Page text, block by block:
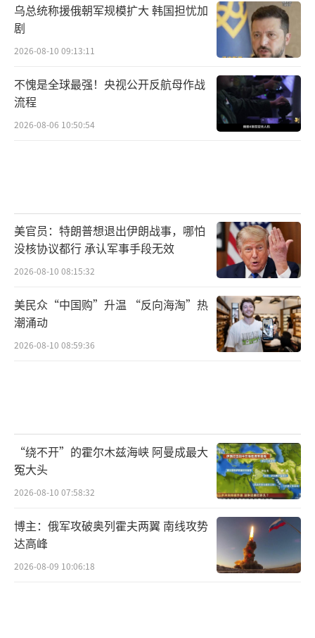
乌总统称援俄朝军规模扩大 韩国担忧加
剧
2026-08-10 09:13:11
不愧是全球最强！央视公开反航母作战
流程
2026-08-06 10:50:54
美官员：特朗普想退出伊朗战事，哪怕
没核协议都行 承认军事手段无效
2026-08-10 08:15:32
美民众“中国购”升温 “反向海淘”热
潮涌动
2026-08-10 08:59:36
“绕不开”的霍尔木兹海峡 阿曼成最大
冤大头
2026-08-10 07:58:32
博主：俄军攻破奥列霍夫两翼 南线攻势
达高峰
2026-08-09 10:06:18